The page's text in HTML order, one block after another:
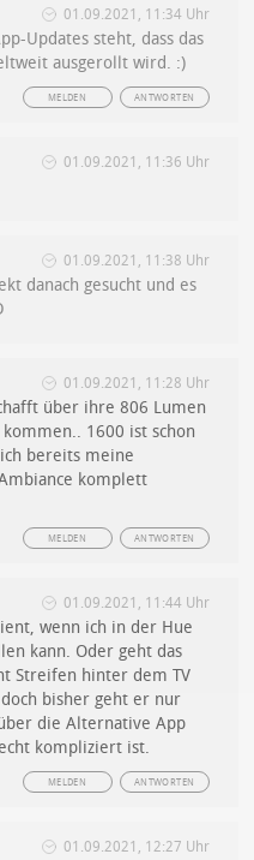
01.09.2021, 11:34 Uhr
Updates steht, dass das
ausgerollt wird. :)
ANTWORTEN
MELDEN
01.09.2021, 11:36 Uhr
01.09.2021, 11:38 Uhr
danach gesucht und es
01.09.2021, 11:28 Uhr
über ihre 806 Lumen
1600 ist schon
bereits meine
komplett
ANTWORTEN
MELDEN
01.09.2021, 11:44 Uhr
wenn ich in der Hue
kann. Oder geht das
Streifen hinter dem TV
bisher geht er nur
die Alternative App
kompliziert ist.
ANTWORTEN
MELDEN
01.09.2021, 12:27 Uhr